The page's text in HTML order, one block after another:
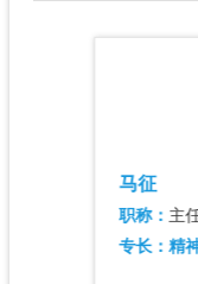
马征
职称： 主
专长：精